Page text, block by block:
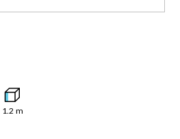
1.2 m